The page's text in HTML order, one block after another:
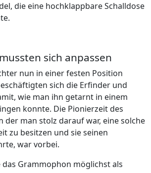
die eine hochklappbare Schalldose
sich anpassen
nun in einer festen Position
sich die Erfinder und
wie man ihn getarnt in einem
konnte. Die Pionierzeit des
der man stolz darauf war, eine solche
zu besitzen und sie seinen
war vorbei.
Grammophon möglichst als